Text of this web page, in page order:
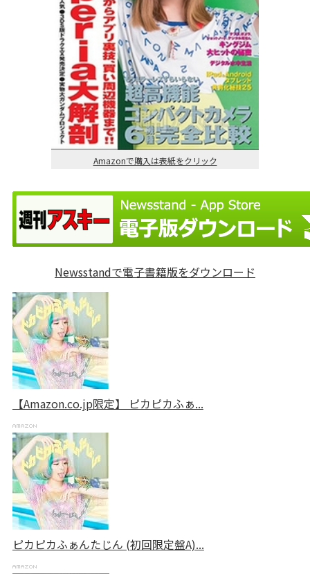
Amazonで購入は表紙をクリック
Newsstandで電子書籍版をダウンロード
【Amazon.co.jp限定】 ピカピカふぁ...
ピカピカふぁんたじん (初回限定盤A)...